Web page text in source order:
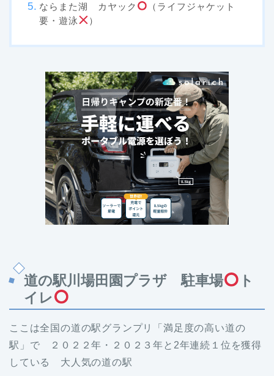
ならまた湖 カヤック
（ライフジャケット
要・遊泳
）
道の駅川場田園プラザ 駐車場
ト
イレ
ここは全国の道の駅グランプリ「満足度の高い道の
駅」で ２０２２年・２０２３年と2年連続１位を獲得
している 大人気の道の駅